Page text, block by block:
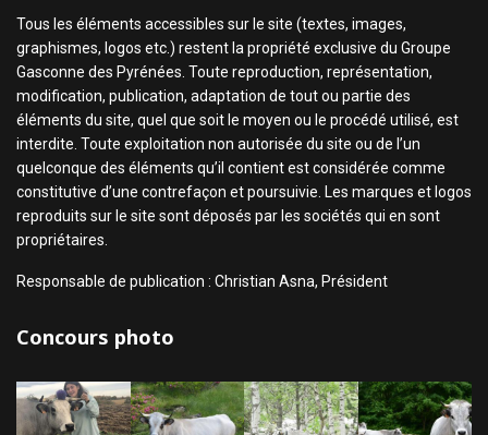
Tous les éléments accessibles sur le site (textes, images,
graphismes, logos etc.) restent la propriété exclusive du Groupe
Gasconne des Pyrénées. Toute reproduction, représentation,
modification, publication, adaptation de tout ou partie des
éléments du site, quel que soit le moyen ou le procédé utilisé, est
interdite. Toute exploitation non autorisée du site ou de l’un
quelconque des éléments qu’il contient est considérée comme
constitutive d’une contrefaçon et poursuivie. Les marques et logos
reproduits sur le site sont déposés par les sociétés qui en sont
propriétaires.
Responsable de publication : Christian Asna, Président
Concours photo